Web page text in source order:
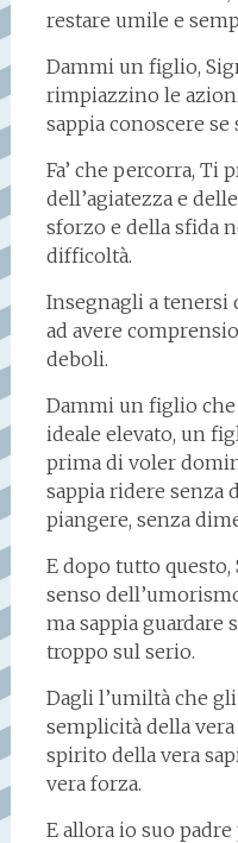
restare umile e
Dammi un figlio,
rimpiazzino le
sappia conoscere se
Fa’ che percorra, Ti
dell’agiatezza e
sforzo e della sfida
difficoltà.
Insegnagli a tenersi
ad avere
deboli.
Dammi un figlio
ideale elevato, un
prima di voler
sappia ridere senza
piangere, senza
E dopo tutto
senso
ma sappia guardare
troppo sul serio.
Dagli l’umiltà che
semplicità della
spirito della vera
vera forza.
E allora io suo